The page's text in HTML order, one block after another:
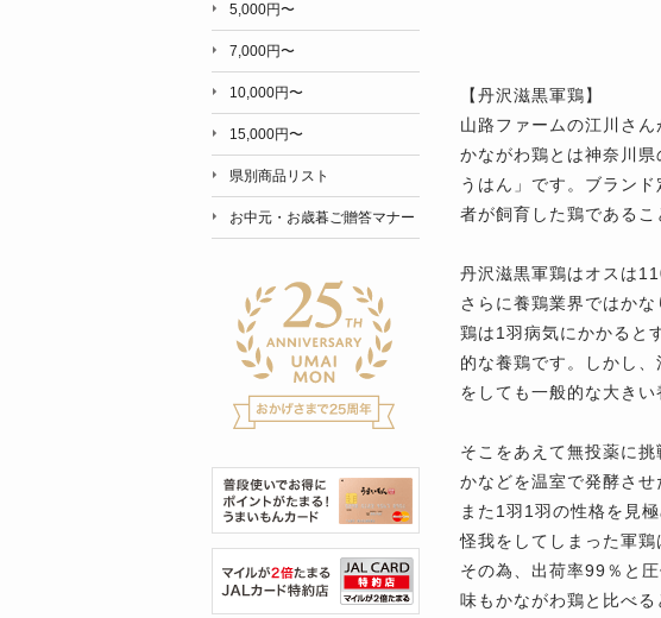
【丹沢滋黒軍鶏】
山路ファームの江川さ
かながわ鶏とは神奈川
うはん」です。ブラン
者が飼育した鶏であるこ
丹沢滋黒軍鶏はオスは
さらに養鶏業界ではかな
鶏は1羽病気にかかると
的な養鶏です。しかし
をしても一般的な大き
そこをあえて無投薬に
かなどを温室で発酵さ
また1羽1羽の性格を見
怪我をしてしまった軍鶏
その為、出荷率99％と
味もかながわ鶏と比べ
5,000円〜
7,000円〜
10,000円〜
15,000円〜
県別商品リスト
お中元・お歳暮ご贈答マナー